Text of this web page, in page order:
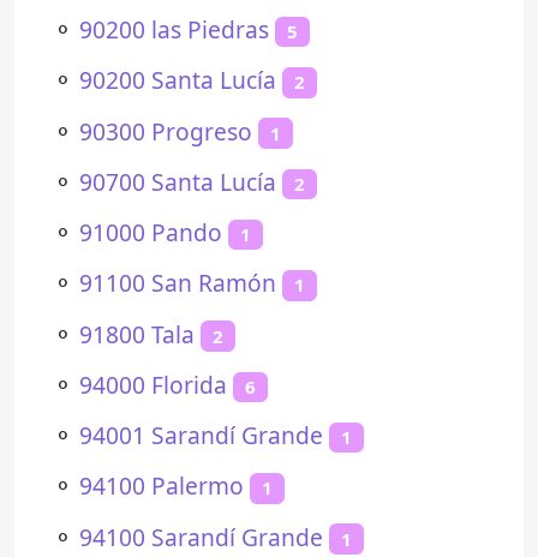
⚬ 90200 las Piedras 5
⚬ 90200 Santa Lucía 2
⚬ 90300 Progreso 1
⚬ 90700 Santa Lucía 2
⚬ 91000 Pando 1
⚬ 91100 San Ramón 1
⚬ 91800 Tala 2
⚬ 94000 Florida 6
⚬ 94001 Sarandí Grande 1
⚬ 94100 Palermo 1
⚬ 94100 Sarandí Grande 1